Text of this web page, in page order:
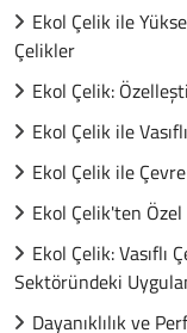
Ekol Çelik ile
Çelikler
Ekol Çelik:
Ekol Çelik ile
Ekol Çelik ile
Ekol Çelik'ten
Ekol Çelik:
Sektöründeki
Dayanıklılık ve